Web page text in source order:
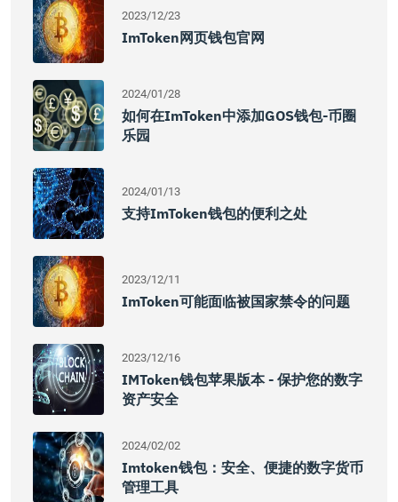
2023/12/23
ImToken网页钱包官网
2024/01/28
如何在imToken中添加GOS钱包-币圈
乐园
2024/01/13
支持imToken钱包的便利之处
2023/12/11
ImToken可能面临被国家禁令的问题
2023/12/16
IMToken钱包苹果版本 - 保护您的数字
资产安全
2024/02/02
Imtoken钱包：安全、便捷的数字货币
管理工具